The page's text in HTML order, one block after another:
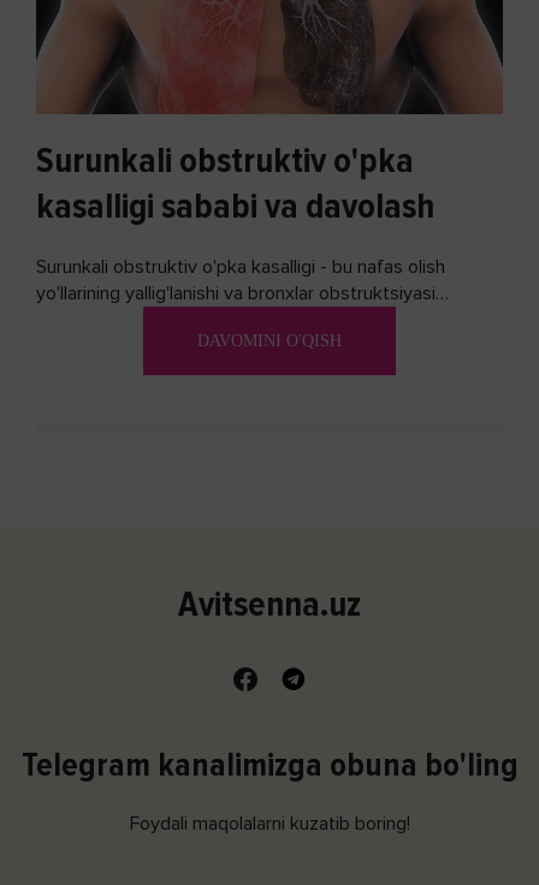
Surunkali obstruktiv o'pka
kasalligi sababi va davolash
Surunkali obstruktiv o'pka kasalligi - bu nafas olish
yo'llarining yallig'lanishi va bronxlar obstruktsiyasi
DAVOMINI O'QISH
Avitsenna.uz
Telegram kanalimizga obuna bo'ling
Foydali maqolalarni kuzatib boring!